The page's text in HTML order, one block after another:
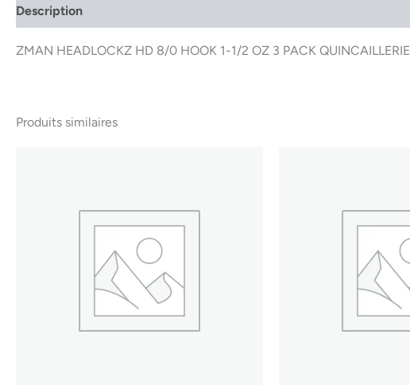
Description
ZMAN HEADLOCKZ HD 8/0 HOOK 1-1/2 OZ 3 PACK QUINCAILLERIE
Produits similaires